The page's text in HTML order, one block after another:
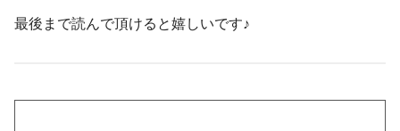
最後まで読んで頂けると嬉しいです♪